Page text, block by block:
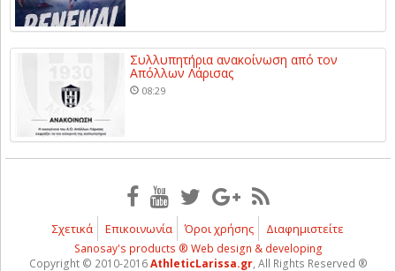
Συλλυπητήρια ανακοίνωση από τον
Απόλλων Λάρισας
08:29
Σχετικά Επικοινωνία Όροι χρήσης Διαφημιστείτε
Sanosay's products ® Web design & developing
Copyright © 2010-2016AthleticLarissa.gr, All Rights Reserved ®